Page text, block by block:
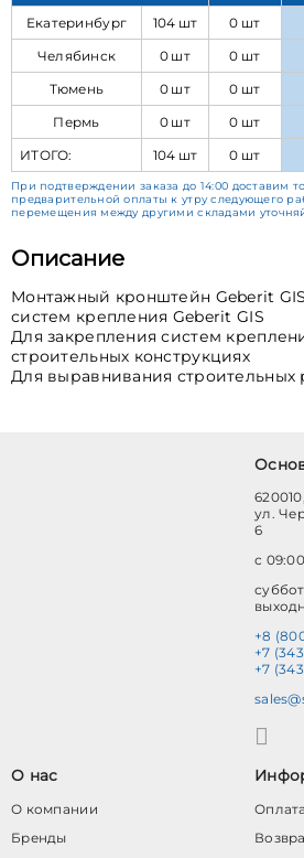
Екатеринбург
104 шт 0 шт
Челябинск
0 шт 0 шт
Тюмень
0 шт 0 шт
Пермь
0 шт 0 шт
ИТОГО:
104 шт 0 шт
При подтверждении заказа до 14:00 доставим
предварительной оплаты к утру следующего
перемещения между другими складами
Описание
Монтажный кронштейн Geberit
систем крепления Geberit GIS
Для закрепления систем
строительных конструкциях
Для выравнивания строительных
ул.
6
с
+8
+7
+7
О нас
О компании
Бренды